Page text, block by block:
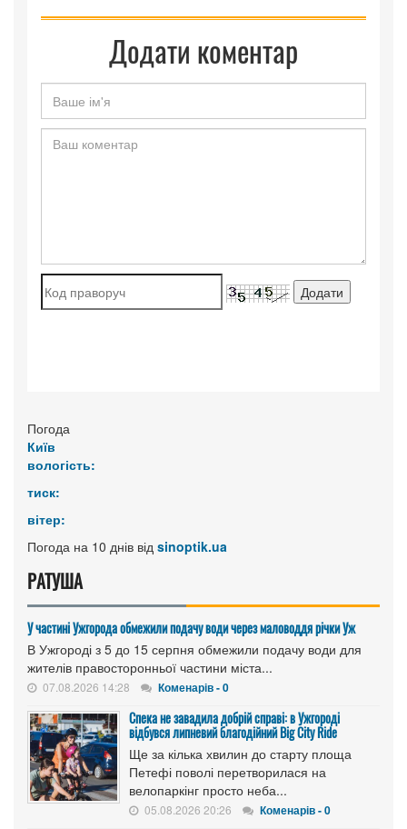
Додати коментар
Погода
Київ
вологість:
тиск:
вітер:
Погода на 10 днів від sinoptik.ua
РАТУША
У частині Ужгорода обмежили подачу води через маловоддя річки Уж
В Ужгороді з 5 до 15 серпня обмежили подачу води для
жителів правосторонньої частини міста...
07.08.2026 14:28 Коменарів - 0
Спека не завадила добрій справі: в Ужгороді
відбувся липневий благодійний Big City Ride
Ще за кілька хвилин до старту площа
Петефі поволі перетворилася на
велопаркінг просто неба...
05.08.2026 20:26 Коменарів - 0